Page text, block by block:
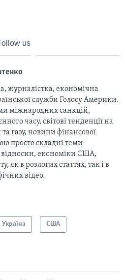
us
журналістка, економічна
служби Голосу Америки.
міжнародних санкцій,
часу, світові тенденції на
газу, новини фінансової
просто складні теми
економіки США,
як в розлогих статтях, так і в
відео.
Україна США